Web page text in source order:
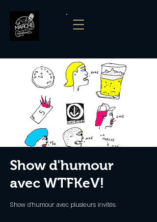
Show d'humour
avec WTFKeV!
Show d'humour avec plusieurs invités.